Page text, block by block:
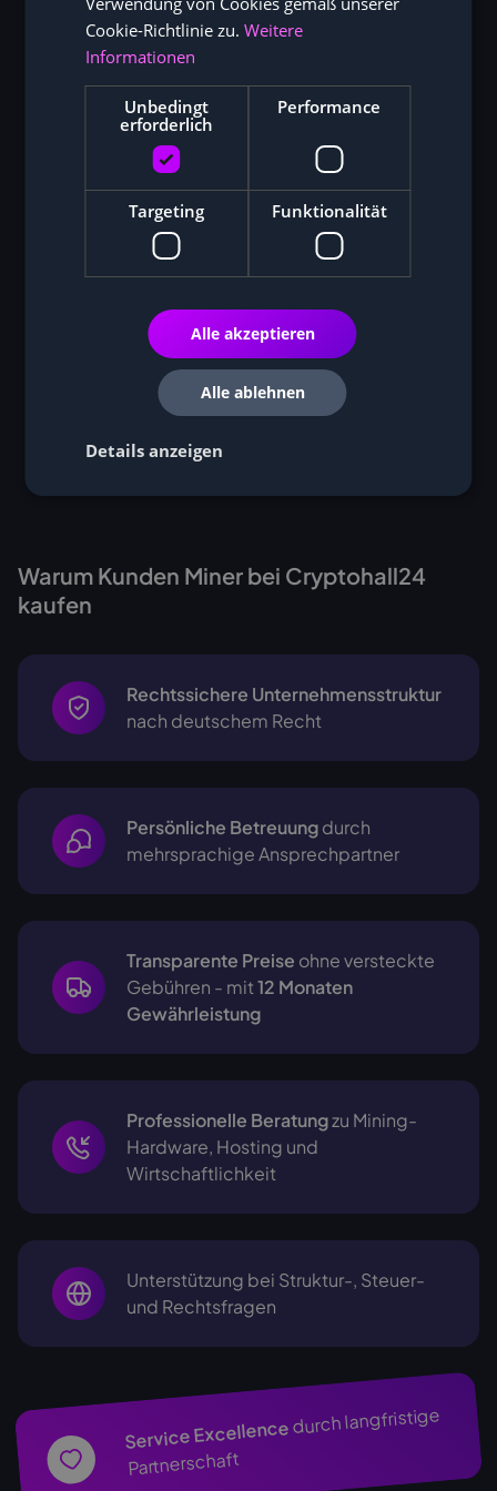
Warum Kunden Miner bei Cryptohall24
kaufen
Rechtssichere Unternehmensstruktur
nach deutschem Recht
Persönliche Betreuungdurch
mehrsprachigeAnsprechpartner
Transparente Preise ohne versteckte
Gebühren - mit12 Monaten
Gewährleistung
Professionelle Beratungzu Mining-
Hardware, Hosting und
Wirtschaftlichkeit
Unterstützung bei Struktur-, Steuer-
und Rechtsfragen
Service Excellencedurch langfristige
Partnerschaft
Cookie-Richtlinie zu. Weitere
Informationen
Unbedingt
erforderlich
Performance
Targeting Funktionalität
Alle akzeptieren
Alle ablehnen
Details anzeigen